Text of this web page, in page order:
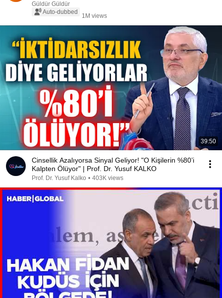
Güldür Güldür
Auto-dubbed
1M views
39:50
Cinsellik Azalıyorsa Sinyal Geliyor! "O Kişilerin %80’i
Kalpten Ölüyor" | Prof. Dr. Yusuf KALKO
Prof. Dr. Yusuf Kalko • 403K views